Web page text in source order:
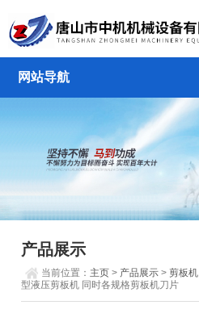
网站导航
产品展示
当前位置： 主页 > 产品展示 >剪板机
型液压剪板机 同时各规格剪板机刀片